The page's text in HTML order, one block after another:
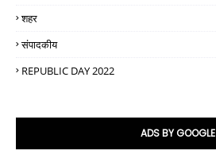
शहर
संपादकीय
REPUBLIC DAY 2022
ADS BY GOOGLE